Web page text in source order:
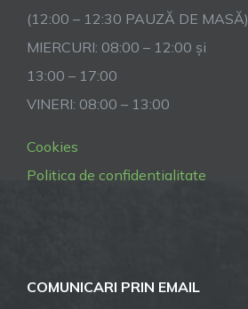
(12:00 – 12:30 PAUZĂ DE MASĂ)
MIERCURI: 08:00 – 12:00 și
13:00 – 17:00
VINERI: 08:00 – 13:00
Cookies
Politica de confidentialitate
COMUNICARI PRIN EMAIL